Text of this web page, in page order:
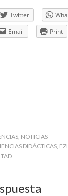
Twitter
Email Print
, NOTICIAS
DIDÁCTICAS,